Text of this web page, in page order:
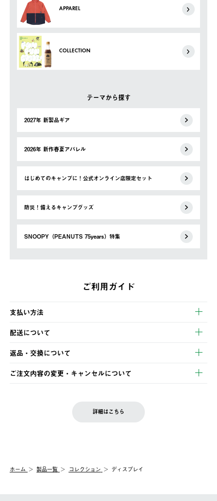
APPAREL
COLLECTION
テーマから探す
2027年 新製品ギア
2026年 新作春夏アパレル
はじめてのキャンプに！公式オンライン店限定セット
防災！備えるキャンプグッズ
SNOOPY（PEANUTS 75years）特集
ご利用ガイド
支払い方法
以下のいずれかの方法でお支払いいただけます。
・クレジットカード決済
・コンビニ決済
・Pay-easy決済
配送について
【発送スケジュール】
ご注文・ご入金完了より2営業日以内に商品を発送いたします。
土日祝の発送はございませんので、木曜日以降のご注文は週明け
の発送となる場合がございます。
【配送業者】
佐川急便にて配送されます。
返品・交換について
※お客様都合の場合
お客様都合の返品にかかる送料は、お客様ご負担とさせていただ
一度お手元の商品を返品いただき、ご希望商品を再注文してくだ
ご注文内容の変更・キャンセルについて
LOGOS FAMILY会員の方は、会員マイページ内 購入履歴画面に
詳細はこちら
ホーム 製品一覧 コレクション ディスプレイ